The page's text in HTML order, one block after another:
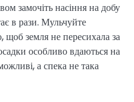
замочіть насіння на добу
в рази. Мульчуйте
земля не пересихала за
особливо вдаються на
а спека не така